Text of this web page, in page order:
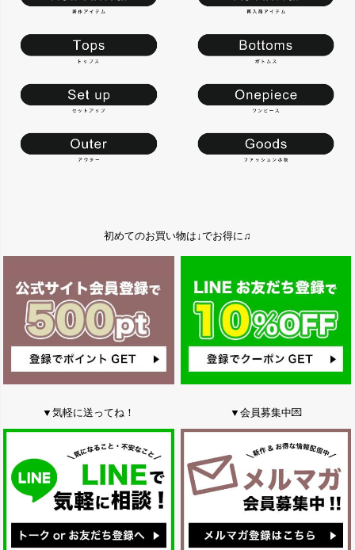
初めてのお買い物は↓でお得に♫
▼気軽に送ってね！ ▼会員募集中💌